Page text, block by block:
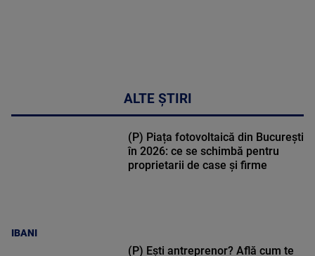
ALTE ȘTIRI
IBANI
(P) Piața fotovoltaică din București
în 2026: ce se schimbă pentru
proprietarii de case și firme
(P) Ești antreprenor? Află cum te